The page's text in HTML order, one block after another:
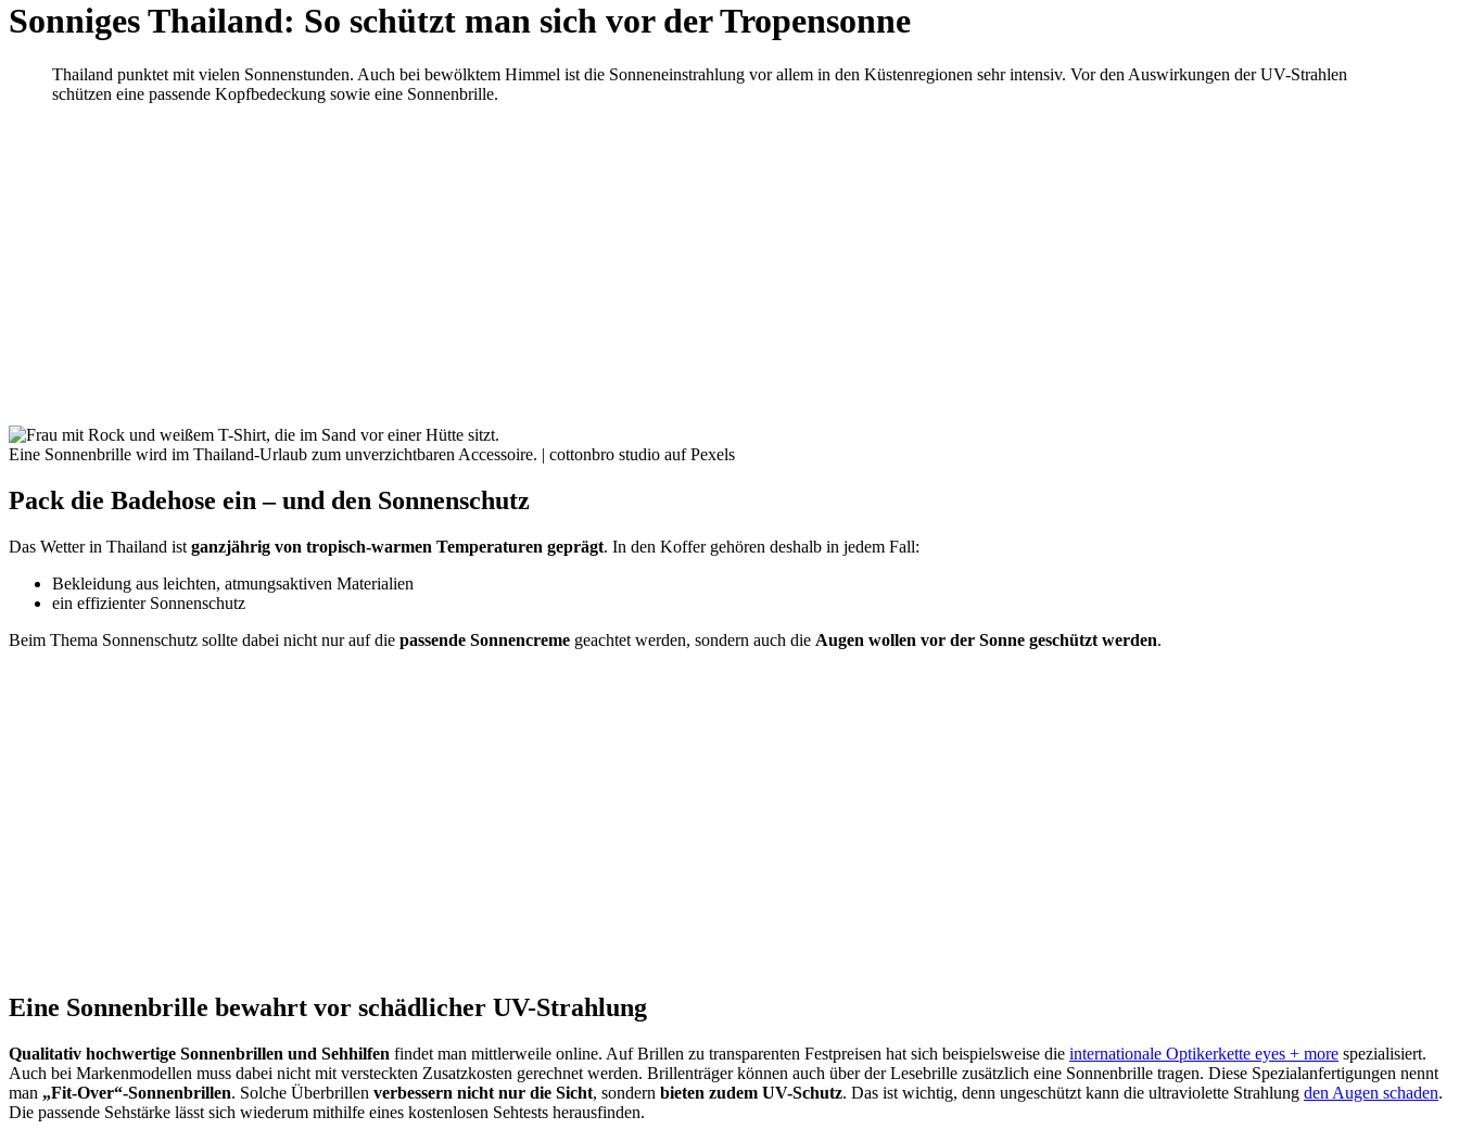
Sonniges Thailand: So schützt man sich vor der Tropensonne
Thailand punktet mit vielen Sonnenstunden. Auch bei bewölktem Himmel ist die Sonneneinstrahlung vor allem in den Küstenregionen sehr intensiv. Vor den Auswirkungen der UV-Strahlen
schützen eine passende Kopfbedeckung sowie eine Sonnenbrille.
Eine Sonnenbrille wird im Thailand-Urlaub zum unverzichtbaren Accessoire. | cottonbro studio auf Pexels
Pack die Badehose ein – und den Sonnenschutz
Das Wetter in Thailand ist ganzjährig von tropisch-warmen Temperaturen geprägt. In den Koffer gehören deshalb in jedem Fall:
Bekleidung aus leichten, atmungsaktiven Materialien
ein effizienter Sonnenschutz
Beim Thema Sonnenschutz sollte dabei nicht nur auf die passende Sonnencreme geachtet werden, sondern auch die Augen wollen vor der Sonne geschützt werden.
Eine Sonnenbrille bewahrt vor schädlicher UV-Strahlung
Qualitativ hochwertige Sonnenbrillen und Sehhilfen findet man mittlerweile online. Auf Brillen zu transparenten Festpreisen hat sich beispielsweise die internationale Optikerkette eyes + more spezialisiert.
Auch bei Markenmodellen muss dabei nicht mit versteckten Zusatzkosten gerechnet werden. Brillenträger können auch über der Lesebrille zusätzlich eine Sonnenbrille tragen. Diese Spezialanfertigungen nennt
man „Fit-Over“-Sonnenbrillen. Solche Überbrillen verbessern nicht nur die Sicht, sondern bieten zudem UV-Schutz. Das ist wichtig, denn ungeschützt kann die ultraviolette Strahlung den Augen schaden.
Die passende Sehstärke lässt sich wiederum mithilfe eines kostenlosen Sehtests herausfinden.